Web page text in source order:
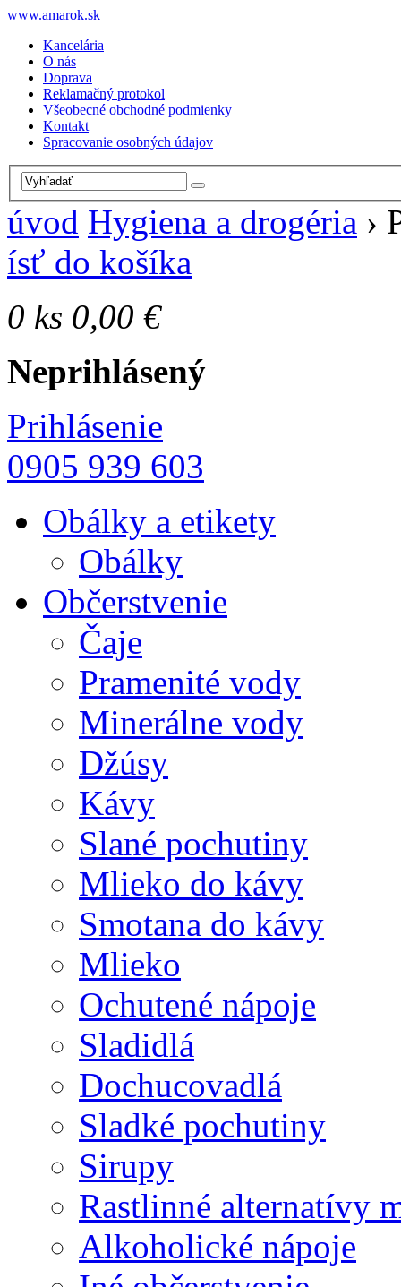
www.amarok.sk
Kancelária
O nás
Doprava
Reklamačný protokol
Všeobecné obchodné podmienky
Kontakt
Spracovanie osobných údajov
úvod Hygiena a drogéria ›
ísť do košíka
0 ks 0,00 €
Neprihlásený
Prihlásenie
0905 939 603
Obálky a etikety
Obálky
Občerstvenie
Čaje
Pramenité vody
Minerálne vody
Džúsy
Kávy
Slané pochutiny
Mlieko do kávy
Smotana do kávy
Mlieko
Ochutené nápoje
Sladidlá
Dochucovadlá
Sladké pochutiny
Sirupy
Rastlinné alternatívy
Alkoholické nápoje